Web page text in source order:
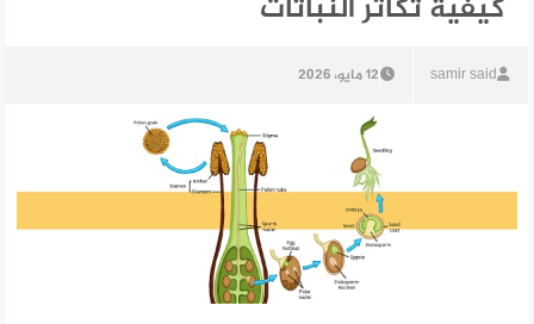
كيفية تكاثر النباتات
samir said 12 مايو، 2026